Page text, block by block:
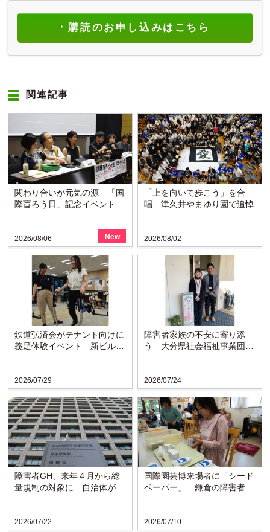
購読のお申し込みはこちら
関連記事
2026/08/06 New
関わり合いが元気の源 「国
際盲ろう日」記念イベント
2026/08/02
「上を向いて歩こう」を合
唱 津久井やまゆり園で追悼
2026/07/29
鉄道弘済会がテナント向けに
義足体験イベント 新ビルの
2026/07/24
障害者家族の不安に寄り添
う 大分県社会福祉事業団の
2026/07/22
障害者GH、来年４月から総
量規制の対象に 自治体がサ
2026/07/10
国際園芸博来場者に「シード
ペーパー」 鎌倉の障害者施